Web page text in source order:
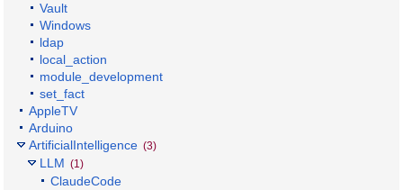
Vault
Windows
ldap
local_action
module_development
set_fact
AppleTV
Arduino
ArtificialIntelligence (3)
LLM (1)
ClaudeCode